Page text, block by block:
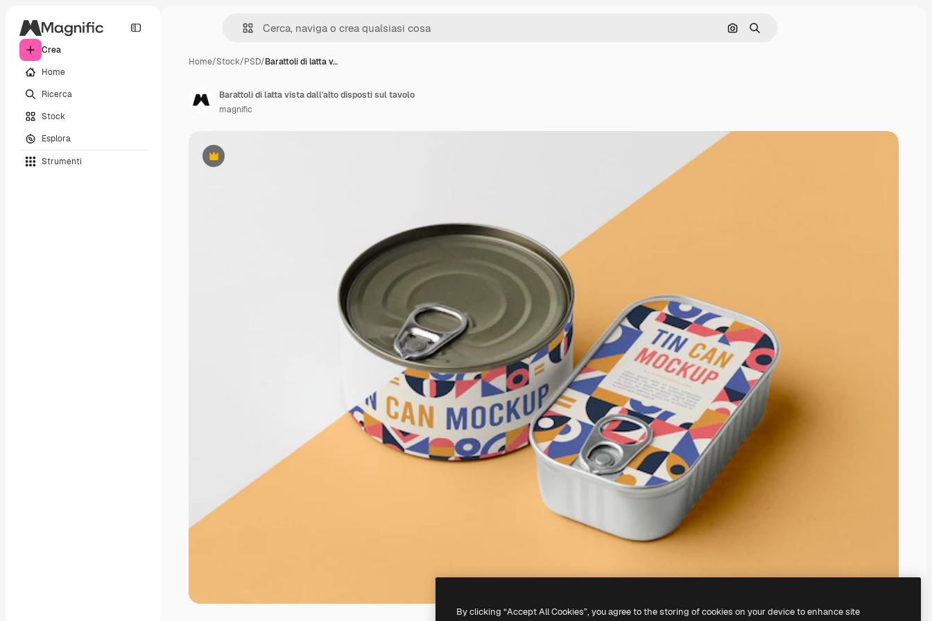
Crea
Home
Ricerca
Stock
Esplora
Strumenti
Cerca per immagine
Ricerca
Home/Stock/PSD/Barattoli di latta v…
Premium
Barattoli di latta vista dall'alto disposti sul tavolo
magnific
By clicking “Accept All Cookies”, you agree to the storing of cookies on your device to enhance site